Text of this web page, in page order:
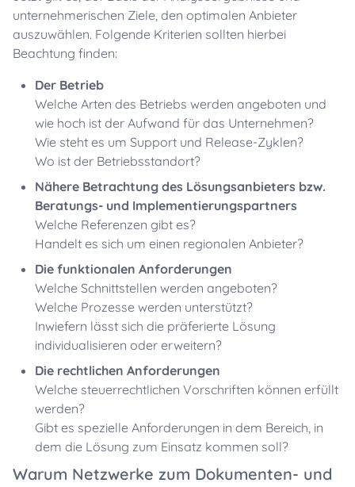
unternehmerischen Ziele, den optimalen Anbieter
auszuwählen. Folgende Kriterien sollten hierbei
Beachtung finden:
Der Betrieb
Welche Arten des Betriebs werden angeboten und
wie hoch ist der Aufwand für das Unternehmen?
Wie steht es um Support und Release-Zyklen?
Wo ist der Betriebsstandort?
Nähere Betrachtung des Lösungsanbieters bzw.
Beratungs- und Implementierungspartners
Welche Referenzen gibt es?
Handelt es sich um einen regionalen Anbieter?
Die funktionalen Anforderungen
Welche Schnittstellen werden angeboten?
Welche Prozesse werden unterstützt?
Inwiefern lässt sich die präferierte Lösung
individualisieren oder erweitern?
Die rechtlichen Anforderungen
Welche steuerrechtlichen Vorschriften können erfüllt
werden?
Gibt es spezielle Anforderungen in dem Bereich, in
dem die Lösung zum Einsatz kommen soll?
Warum Netzwerke zum Dokumenten- und